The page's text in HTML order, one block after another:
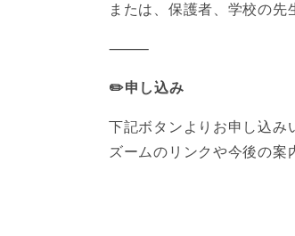
または、保護者、学校の先
⸻
✏️申し込み
下記ボタンよりお申し込み
ズームのリンクや今後の案